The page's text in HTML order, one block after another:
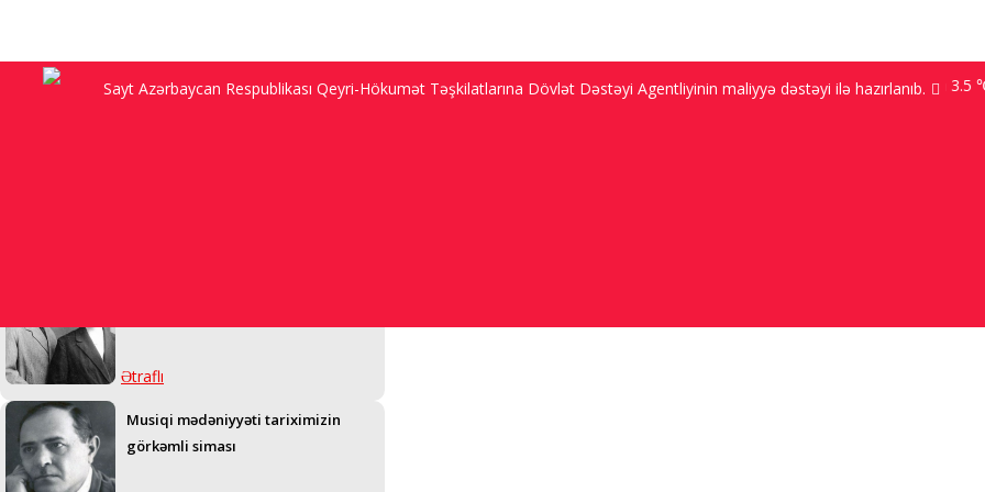
Sayt Azərbaycan Respublikası Qeyri-Hökumət Təşkilatlarına Dövlət Dəstəyi Agentliyinin maliyyə dəstəyi ilə hazırlanıb.
Bakı 9.2 ℃; Şuşa 3.5 ℃;
Ətraflı
Musiqi mədəniyyəti tariximizin
görkəmli siması